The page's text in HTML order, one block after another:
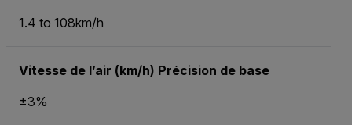
1.4 to 108km/h
Vitesse de l’air (km/h) Précision de base
±3%